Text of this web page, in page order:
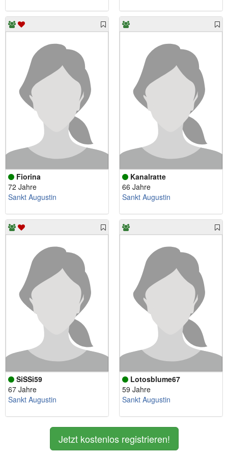
Fiorina
72 Jahre
Sankt Augustin
Kanalratte
66 Jahre
Sankt Augustin
SiSSi59
67 Jahre
Sankt Augustin
Lotosblume67
59 Jahre
Sankt Augustin
Jetzt kostenlos registrieren!